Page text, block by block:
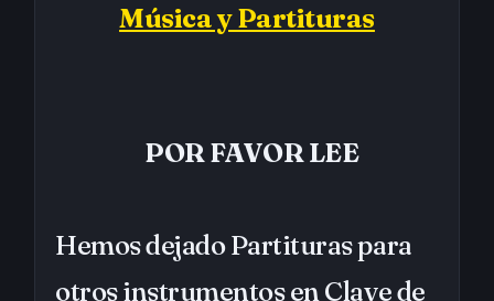
Música y Partituras
POR FAVOR LEE
Hemos dejado Partituras para
otros instrumentos en Clave de